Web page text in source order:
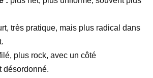
très pratique, mais plus radical dans
plus rock, avec un côté
désordonné.